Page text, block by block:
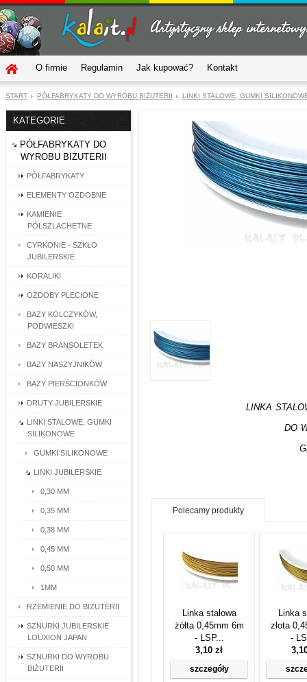
O firmie Regulamin Jak kupować? Kontakt
START PÓŁFABRYKATY DO WYROBU BIŻUTERII LINKI STALOWE, GUMKI
KATEGORIE
PÓŁFABRYKATY DO
WYROBU BIŻUTERII
PÓŁFABRYKATY
ELEMENTY OZDOBNE
KAMIENIE
PÓŁSZLACHETNE
CYRKONIE - SZKŁO
JUBILERSKIE
KORALIKI
OZDOBY PLECIONE
BAZY KOLCZYKÓW,
PODWIESZKI
BAZY BRANSOLETEK
BAZY NASZYJNIKÓW
BAZY PIERŚCIONKÓW
DRUTY JUBILERSKIE
LINKI STALOWE, GUMKI
SILIKONOWE
GUMKI SILIKONOWE
LINKI JUBILERSKIE
0,30 MM
0,35 MM
0,38 MM
0,45 MM
0,50 MM
1MM
RZEMIENIE DO BIŻUTERII
SZNURKI JUBILERSKIE
LOUXION JAPAN
SZNURKI DO WYROBU
BIŻUTERII
LINKA
DO
Polecamy produkty
Linka stalowa
żółta 0,45mm 6m
- LSP...
3,10 zł
szczegóły
Linka
złota
-